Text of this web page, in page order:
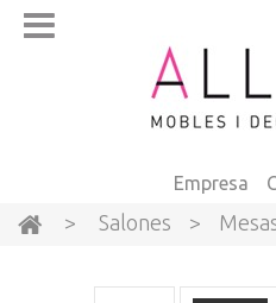
Empresa
> Salones >